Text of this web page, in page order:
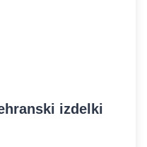
izdelki